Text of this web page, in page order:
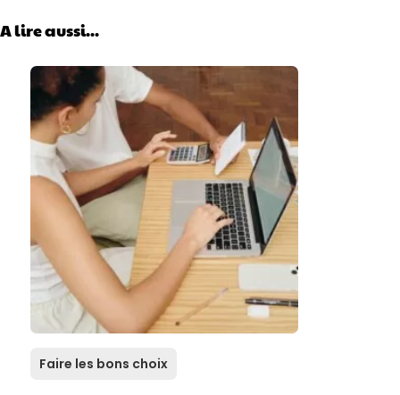
A lire aussi...
Faire les bons choix